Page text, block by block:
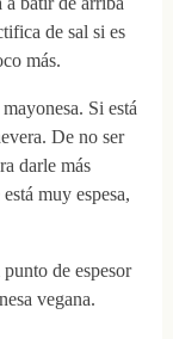
de sal si es
más.
Si está
De no ser
darle más
muy espesa,
de espesor
vegana.